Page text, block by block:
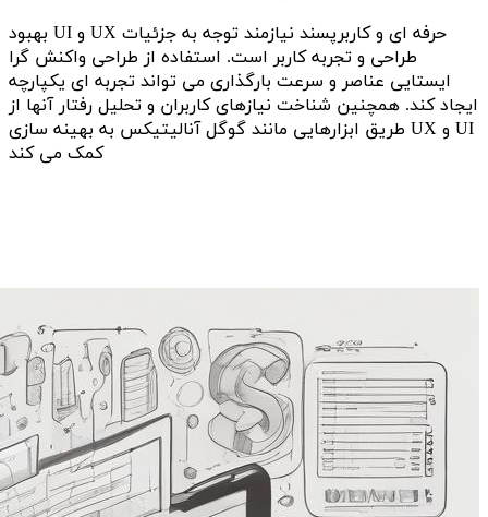
بهبود UI و UX حرفه ای و کاربرپسند نیازمند توجه به جزئیات
طراحی و تجربه کاربر است. استفاده از طراحی واکنش گرا
ایستایی عناصر و سرعت بارگذاری می تواند تجربه ای یکپارچه
ایجاد کند. همچنین شناخت نیازهای کاربران و تحلیل رفتار آنها از
طریق ابزارهایی مانند گوگل آنالیتیکس به بهینه سازی UX و UI
کمک می کند